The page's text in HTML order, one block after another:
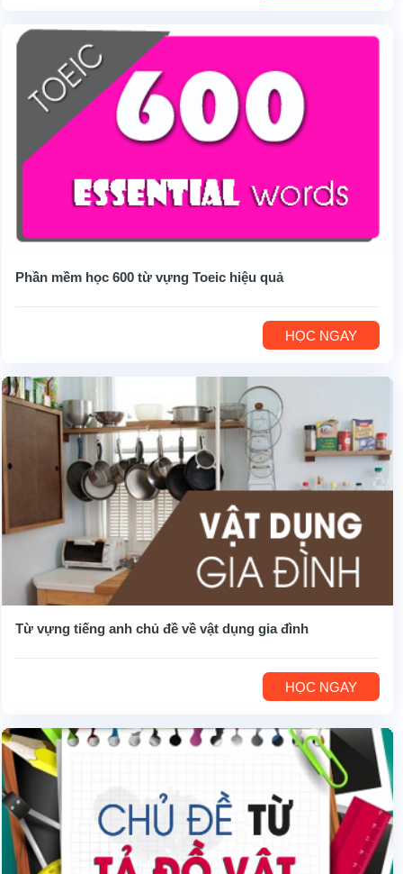
Phần mềm học 600 từ vựng Toeic hiệu quả
HỌC NGAY
Từ vựng tiếng anh chủ đề về vật dụng gia đình
HỌC NGAY